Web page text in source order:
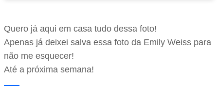
Quero já aqui em casa tudo dessa foto!
Apenas já deixei salva essa foto da Emily Weiss para
não me esquecer!
Até a próxima semana!